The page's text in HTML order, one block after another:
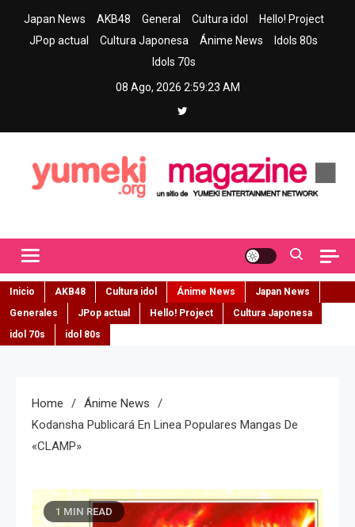
Japan News AKB48 General Cultura idol
Hello! Project
JPop actual
Cultura Japonesa Ánime News
Idols 80s
Idols 70s
08 Ago, 2026 2:59:24 AM
Inicio AKB48 Cultura idol Ánime News
Japan News
Generales
JPop actual Hello! Project
Cultura Japonesa
idol 70s
idol 80s
Home
Ánime News
Kodansha Publicará En Linea Populares Mangas De
«CLAMP»
1 MIN READ